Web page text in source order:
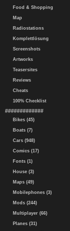
Food & Shopping
Map
Radiostations
Komplettlösung
Screenshots
Artworks
Teasersites
Reviews
Cheats
100% Checklist
#############
Bikes (45)
Boats (7)
Cars (948)
Comics (17)
Fonts (1)
House (3)
Maps (49)
Mobilephones (3)
Mods (244)
Multiplayer (66)
Planes (31)